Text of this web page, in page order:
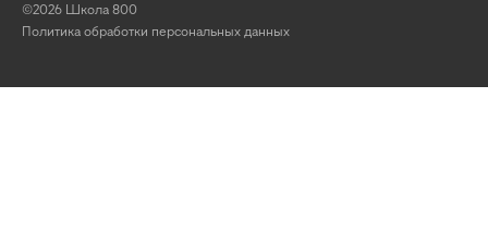
©2026 Школа 800
Политика обработки персональных данных